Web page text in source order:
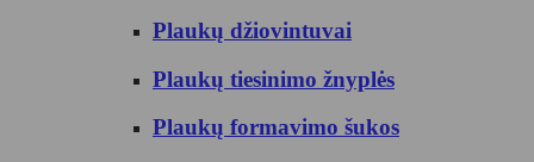
Plaukų džiovintuvai
Plaukų tiesinimo žnyplės
Plaukų formavimo šukos